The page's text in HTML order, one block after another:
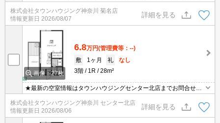
株式会社タウンハウジング神奈川 菊名店
情報更新日 2026/08/07
詳細を見る
画像：27枚
6.8万円(管理費等：--)
敷
1ヶ月 礼
なし
3階
1R 28m²
★最新の空室情報はタウンハウジングセンター北店までお問合せく
株式会社タウンハウジング神奈川 センター北店
情報更新日 2026/08/06
詳細を見る